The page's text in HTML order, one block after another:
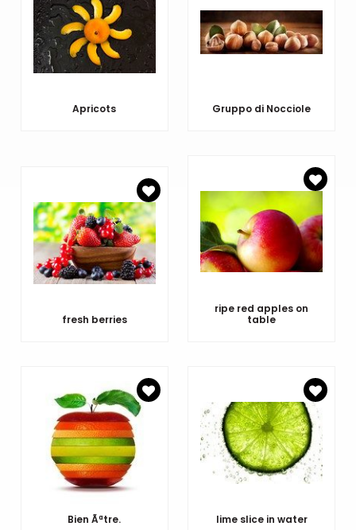
Apricots Gruppo di Nocciole
fresh berries
ripe red apples on
table
Bien Ãªtre. lime slice in water